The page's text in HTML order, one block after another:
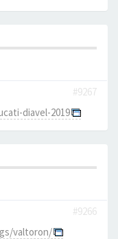
#9267
diavel-2019
#9266
valtoron/